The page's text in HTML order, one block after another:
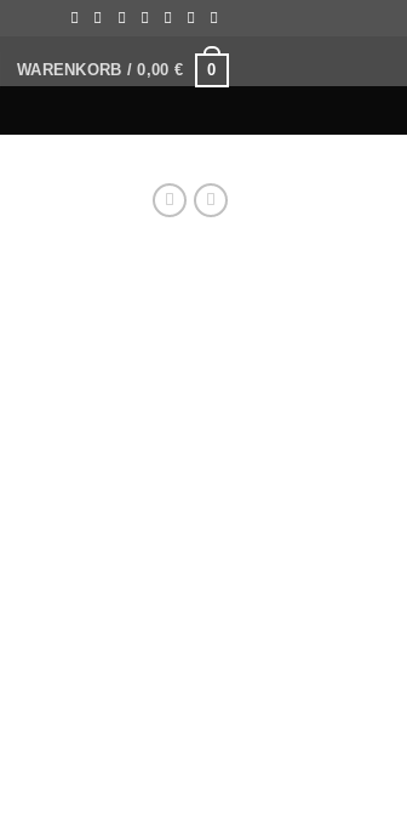
WARENKORB /0,00 € 0